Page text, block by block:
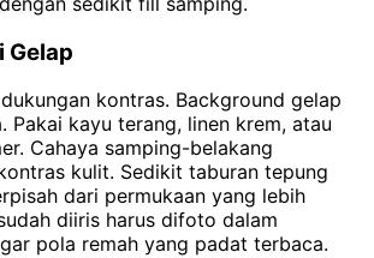
Gelap
kontras. Background gelap
Pakai kayu terang, linen krem, atau
Cahaya samping-belakang
kulit. Sedikit taburan tepung
dari permukaan yang lebih
diiris harus difoto dalam
pola remah yang padat terbaca.